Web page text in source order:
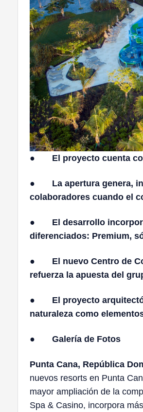
● El proyecto cuenta
● La apertura genera,
colaboradores cuando el
● El desarrollo
diferenciados: Premium,
● El nuevo Centro de
refuerza la apuesta del
● El proyecto
naturaleza como
●Galería de Fotos
Punta Cana, República
nuevos resorts en Punta
mayor ampliación de la
Spa & Casino, incorpora